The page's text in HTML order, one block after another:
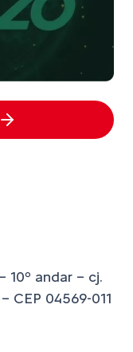
10º andar – cj.
CEP 04569-011